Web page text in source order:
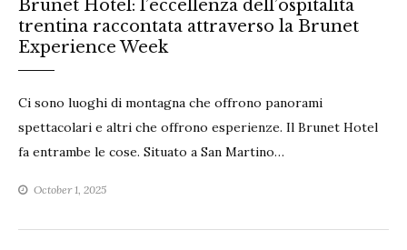
Brunet Hotel: l’eccellenza dell’ospitalità
trentina raccontata attraverso la Brunet
Experience Week
Ci sono luoghi di montagna che offrono panorami
spettacolari e altri che offrono esperienze. Il Brunet Hotel
fa entrambe le cose. Situato a San Martino…
October 1, 2025